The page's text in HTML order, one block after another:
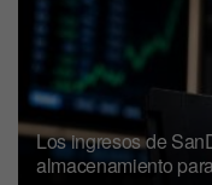
Los ingresos de
almacenamiento